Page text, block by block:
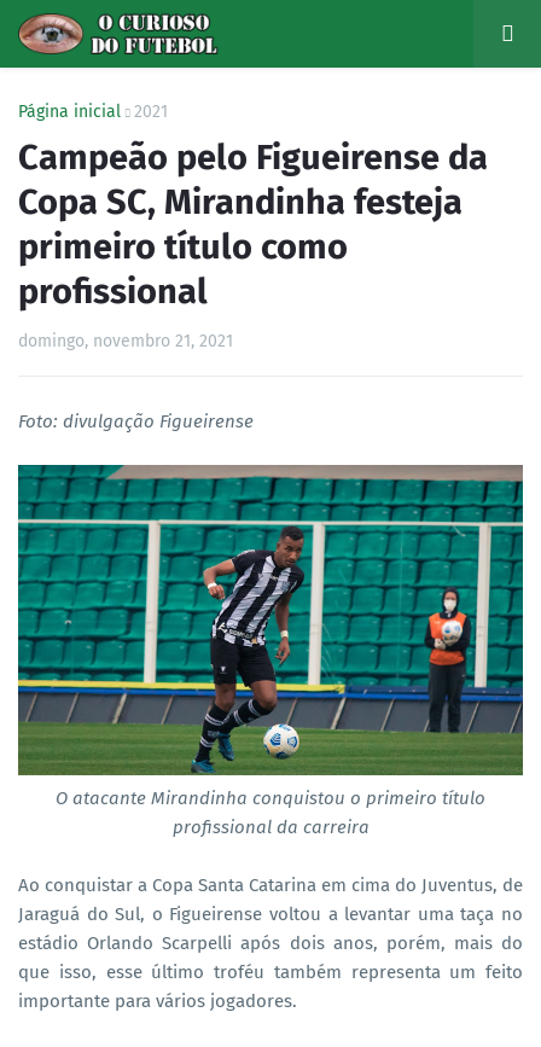
Página inicial 2021
Campeão pelo Figueirense da
Copa SC, Mirandinha festeja
primeiro título como
profissional
domingo, novembro 21, 2021
Foto: divulgação Figueirense
O atacante Mirandinha conquistou o primeiro título
profissional da carreira
Ao conquistar a Copa Santa Catarina em cima do Juventus, de
Jaraguá do Sul, o Figueirense voltou a levantar uma taça no
estádio Orlando Scarpelli após dois anos, porém, mais do
que isso, esse último troféu também representa um feito
importante para vários jogadores.